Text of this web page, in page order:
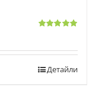
Детайли